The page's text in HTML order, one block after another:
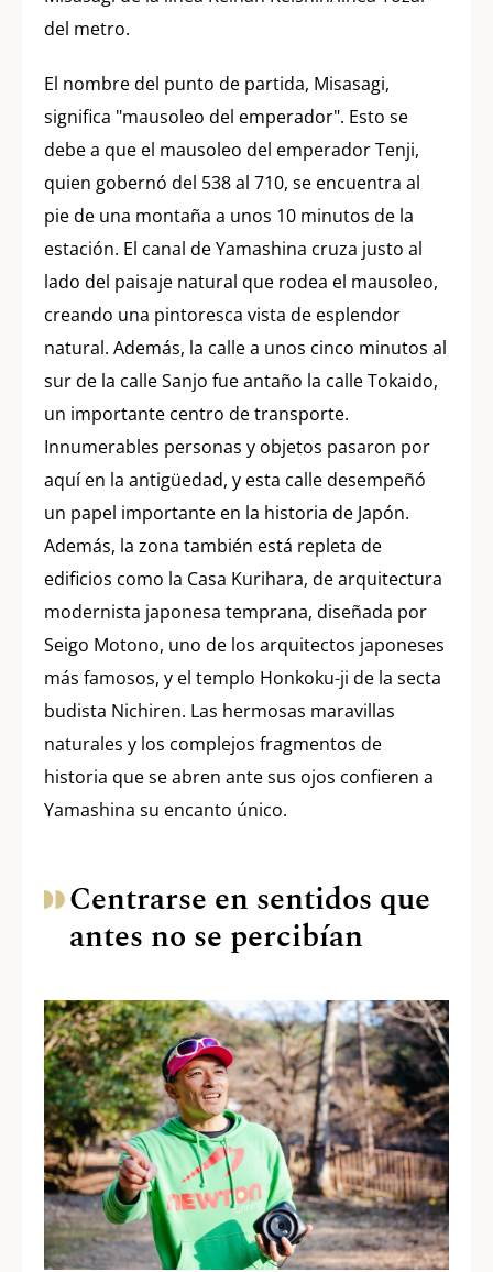
del metro.
El nombre del punto de partida, Misasagi,
significa "mausoleo del emperador". Esto se
debe a que el mausoleo del emperador Tenji,
quien gobernó del 538 al 710, se encuentra al
pie de una montaña a unos 10 minutos de la
estación. El canal de Yamashina cruza justo al
lado del paisaje natural que rodea el mausoleo,
creando una pintoresca vista de esplendor
natural. Además, la calle a unos cinco minutos al
sur de la calle Sanjo fue antaño la calle Tokaido,
un importante centro de transporte.
Innumerables personas y objetos pasaron por
aquí en la antigüedad, y esta calle desempeñó
un papel importante en la historia de Japón.
Además, la zona también está repleta de
edificios como la Casa Kurihara, de arquitectura
modernista japonesa temprana, diseñada por
Seigo Motono, uno de los arquitectos japoneses
más famosos, y el templo Honkoku-ji de la secta
budista Nichiren. Las hermosas maravillas
naturales y los complejos fragmentos de
historia que se abren ante sus ojos confieren a
Yamashina su encanto único.
Centrarse en sentidos que
antes no se percibían